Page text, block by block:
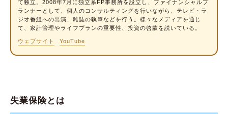
失業保険を受給するか、扶養に入るかを決める
タイミング
失業保険と扶養、どっちが得？
【失業保険のほうが得】失業保険の受給額が
て独立。2008年7月に独立系FP事務所を設立し、 ファイナンシャルプ
ランナー として、個人のコンサルティングを行いながら、テレビ・ラ
ジオ番組への出演、雑誌の執筆などを行う。様々なメディアを通じ
て、家計管理やライフプランの重要性、投資の啓蒙を説いている。
ウェブサイト YouTube
失業保険とは